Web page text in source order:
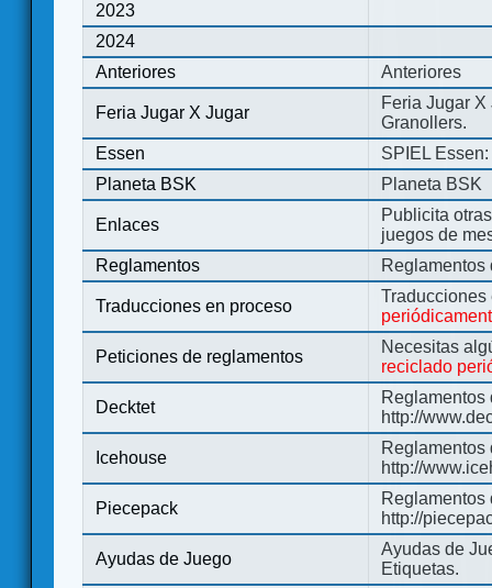
2023
2024
Anteriores
Anteriores
Feria Jugar X Jugar
Feria Jugar
Granollers.
Essen
SPIEL
Planeta BSK
Planeta BSK
Enlaces
Publicita
juegos de
Reglamentos
Reglamentos
Traducciones en proceso
Peticiones de reglamentos
Necesitas
reciclado
Decktet
Reglamentos
http://
Icehouse
Reglamentos
http://
Piecepack
Reglamentos
http://
Ayudas de Juego
Ayudas de
Etiquetas.